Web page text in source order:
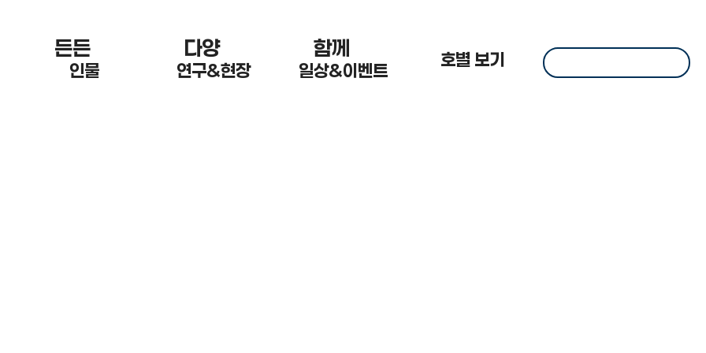
든든 한
인물
다양 한
연구&현장
함께 한
일상&이벤트
호별 보기